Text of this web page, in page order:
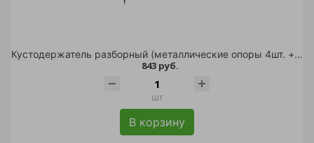
Кустодержатель разборный (металлические опоры 4шт. + деревянные перекладины 4шт.)
843 руб.
шт
В корзину